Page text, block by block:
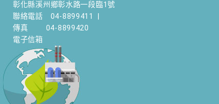
彰化縣溪州鄉彰水路一段臨1號
聯絡電話
04-8899411
傳真
04-8899420
電子信箱